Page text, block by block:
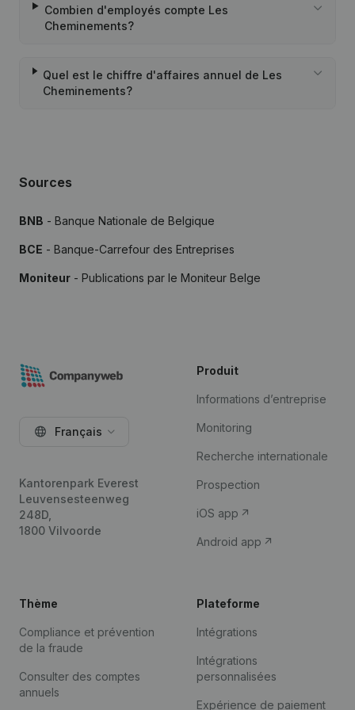
Combien d'employés compte Les
Cheminements?
Quel est le chiffre d'affaires annuel de Les
Cheminements?
Sources
BNB - Banque Nationale de Belgique
BCE - Banque-Carrefour des Entreprises
Moniteur - Publications par le Moniteur Belge
Français
Kantorenpark Everest
Leuvensesteenweg
248D,
1800 Vilvoorde
Produit
Informations d’entreprise
Monitoring
Recherche internationale
Prospection
iOS app
Android app
Thème
Compliance et prévention
de la fraude
Consulter des comptes
annuels
Plateforme
Intégrations
Intégrations
personnalisées
Expérience de paiement